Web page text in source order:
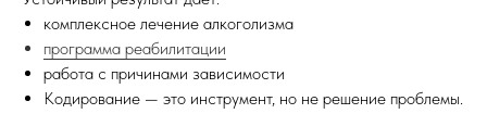
комплексное лечение алкоголизма
программа реабилитации
работа с причинами зависимости
Кодирование — это инструмент, но не решение проблемы.